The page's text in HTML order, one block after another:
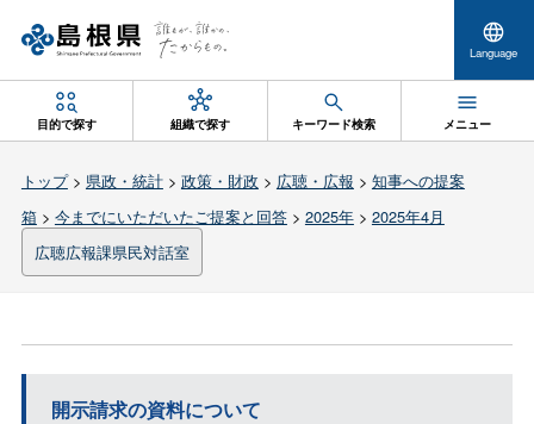
Language
目的で探す 組織で探す キーワード検索 メニュー
トップ> 県政・統計> 政策・財政 > 広聴・広報 > 知事への提案
箱> 今までにいただいたご提案と回答> 2025年> 2025年4月
広聴広報課県民対話室
開示請求の資料について